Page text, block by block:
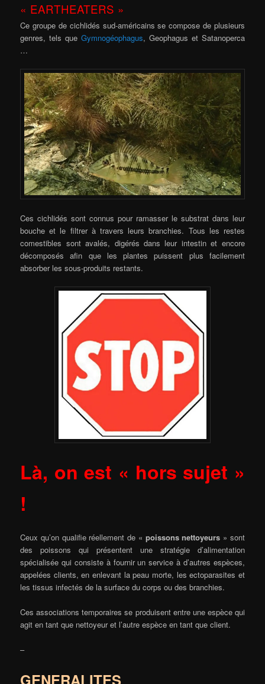
« EARTHEATERS »
Ce groupe de cichlidés sud-américains se compose de plusieurs
genres, tels que Gymnogéophagus, Geophagus et Satanoperca
…
Ces cichlidés sont connus pour ramasser le substrat dans leur
bouche et le filtrer à travers leurs branchies. Tous les restes
comestibles sont avalés, digérés dans leur intestin et encore
décomposés afin que les plantes puissent plus facilement
absorber les sous-produits restants.
Là, on est « hors sujet »
!
Ceux qu’on qualifie réellement de « poissons nettoyeurs » sont
des poissons qui présentent une stratégie d’alimentation
spécialisée qui consiste à fournir un service à d’autres espèces,
appelées clients, en enlevant la peau morte, les ectoparasites et
les tissus infectés de la surface du corps ou des branchies.
Ces associations temporaires se produisent entre une espèce qui
agit en tant que nettoyeur et l’autre espèce en tant que client.
–
GENERALITES